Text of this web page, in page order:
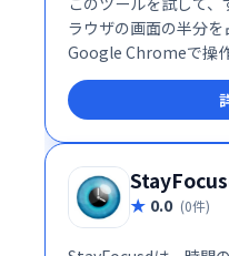
ラウザの画面の半分を
Google Chromeで操
れ、ブラウザをより
アイコンを非表示にす
0.0 (0件)